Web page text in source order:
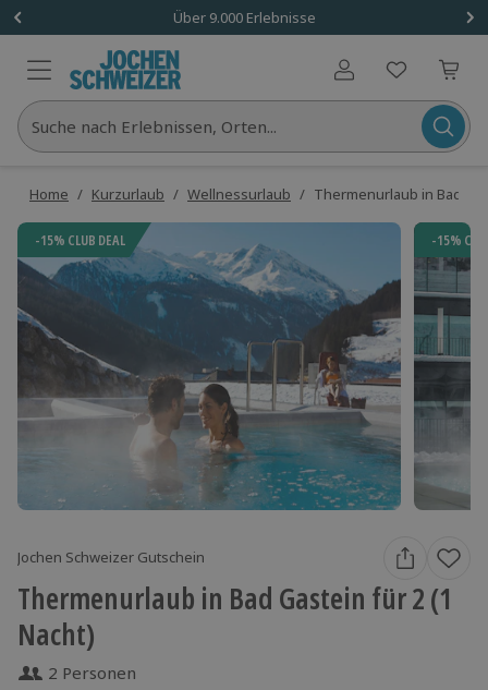
Über 9.000 Erlebnisse
Benutzerkonto
Suche nach Erlebnissen, Orten...
Home / Kurzurlaub / Wellnessurlaub / Thermenurlaub in Bad
-15% CLUB DEAL -15%
Jochen Schweizer Gutschein
Thermenurlaub in Bad Gastein für 2 (1
Nacht)
2 Personen